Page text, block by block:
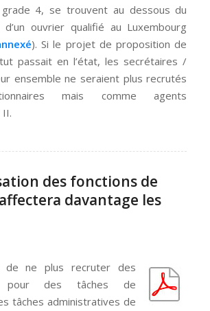
4, se trouvent au dessous du
d’un ouvrier qualifié au Luxembourg
). Si le projet de proposition de
passait en l’état, les secrétaires /
ensemble ne seraient plus recrutés
mais comme agents
II.
des fonctions de
davantage les
de ne plus recruter des
pour des tâches de
tâches administratives de